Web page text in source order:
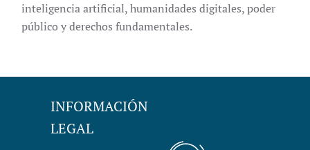
inteligencia artificial, humanidades digitales, poder
público y derechos fundamentales.
INFORMACIÓN
LEGAL